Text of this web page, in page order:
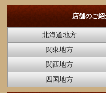
店舗のご紹
北海道地方
関東地方
関西地方
四国地方